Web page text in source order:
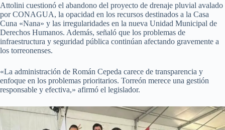
Attolini cuestionó el abandono del proyecto de drenaje pluvial avalado
por CONAGUA, la opacidad en los recursos destinados a la Casa
Cuna «Nana» y las irregularidades en la nueva Unidad Municipal de
Derechos Humanos. Además, señaló que los problemas de
infraestructura y seguridad pública continúan afectando gravemente a
los torreonenses.
«La administración de Román Cepeda carece de transparencia y
enfoque en los problemas prioritarios. Torreón merece una gestión
responsable y efectiva,» afirmó el legislador.